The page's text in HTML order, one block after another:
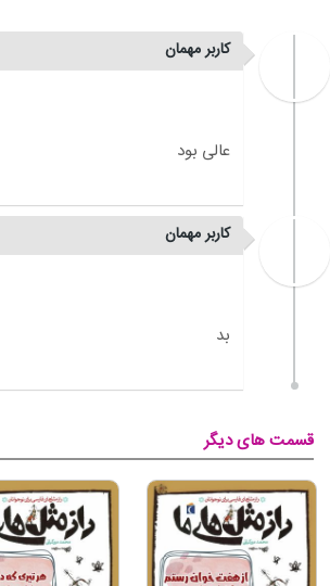
کاربر مهمان
کاربر مهمان
قسمت های دیگر